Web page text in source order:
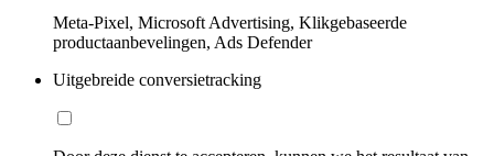
Meta-Pixel, Microsoft Advertising, Klikgebaseerde
productaanbevelingen, Ads Defender
Uitgebreide conversietracking